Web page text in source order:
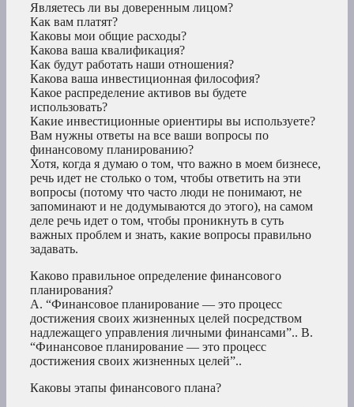
Являетесь ли вы доверенным лицом?
Как вам платят?
Каковы мои общие расходы?
Какова ваша квалификация?
Как будут работать наши отношения?
Какова ваша инвестиционная философия?
Какое распределение активов вы будете
использовать?
Какие инвестиционные ориентиры вы используете?
Вам нужны ответы на все ваши вопросы по
финансовому планированию?
Хотя, когда я думаю о том, что важно в моем бизнесе,
речь идет не столько о том, чтобы ответить на эти
вопросы (потому что часто люди не понимают, не
запоминают и не додумываются до этого), на самом
деле речь идет о том, чтобы проникнуть в суть
важных проблем и знать, какие вопросы правильно
задавать.
Каково правильное определение финансового
планирования?
A. “Финансовое планирование — это процесс
достижения своих жизненных целей посредством
надлежащего управления личными финансами”.. B.
“Финансовое планирование — это процесс
достижения своих жизненных целей”..
Каковы этапы финансового плана?